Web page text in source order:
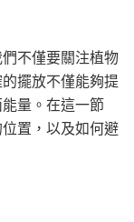
不僅要關注植物
擺放不僅能夠提
量。在這一節
置，以及如何避